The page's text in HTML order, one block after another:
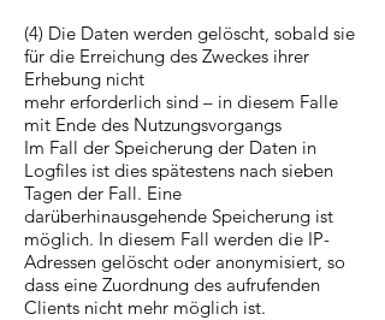
(4) Die Daten werden gelöscht, sobald sie
für die Erreichung des Zweckes ihrer
Erhebung nicht
mehr erforderlich sind – in diesem Falle
mit Ende des Nutzungsvorgangs
Im Fall der Speicherung der Daten in
Logfiles ist dies spätestens nach sieben
Tagen der Fall. Eine
darüberhinausgehende Speicherung ist
möglich. In diesem Fall werden die IP-
Adressen gelöscht oder anonymisiert, so
dass eine Zuordnung des aufrufenden
Clients nicht mehr möglich ist.